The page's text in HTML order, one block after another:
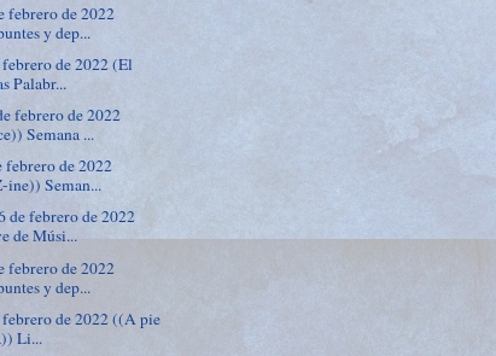
febrero de 2022
y dep...
de 2022 (El
Palabr...
febrero de 2022
Semana ...
febrero de 2022
ine)) Seman...
de febrero de 2022
de Músi...
febrero de 2022
y dep...
febrero de 2022 ((A pie
Li...